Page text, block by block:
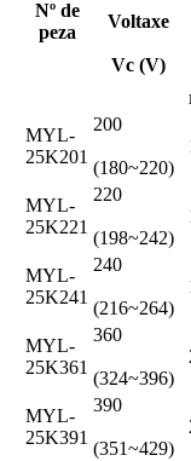
Nº de
peza
Voltaxe
Vc (V)
MYL-
25K201
200
(180~220)
MYL-
25K221
220
(198~242)
MYL-
25K241
240
(216~264)
MYL-
25K361
360
(324~396)
MYL-
25K391
390
(351~429)